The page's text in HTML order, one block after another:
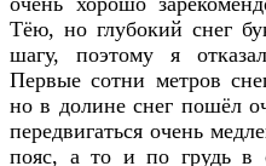
Тёю, но глубокий снег
шагу, поэтому я
Первые сотни метров
но в долине снег пошёл
передвигаться очень
пояс, а то и по грудь в